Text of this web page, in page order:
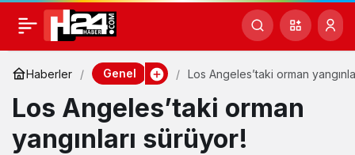
Haberler Genel
Los Angeles’taki orman
Los Angeles’taki orman
yangınları sürüyor!